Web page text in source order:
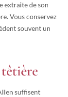
extraite de son
Vous conservez
souvent un
suffisent